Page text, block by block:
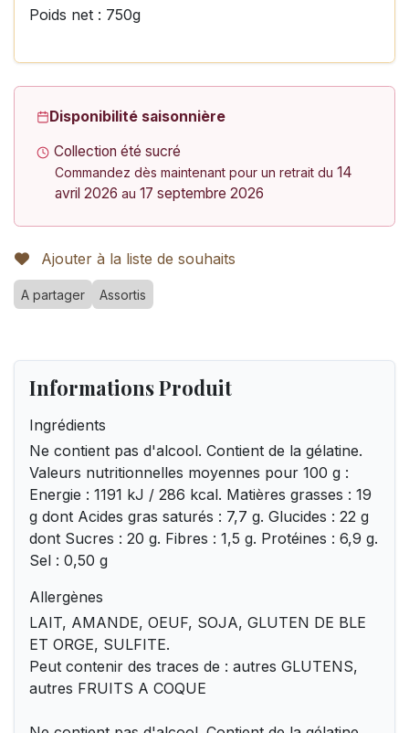
Poids net : 750g
Disponibilité saisonnière
Collection été sucré
Commandez dès maintenant pour un retrait du 14
avril 2026 au 17 septembre 2026
Ajouter à la liste de souhaits
A partager Assortis
Informations Produit
Ingrédients
Ne contient pas d'alcool. Contient de la gélatine.
Valeurs nutritionnelles moyennes pour 100 g :
Energie : 1191 kJ / 286 kcal. Matières grasses : 19
g dont Acides gras saturés : 7,7 g. Glucides : 22 g
dont Sucres : 20 g. Fibres : 1,5 g. Protéines : 6,9 g.
Sel : 0,50 g
Allergènes
LAIT, AMANDE, OEUF, SOJA, GLUTEN DE BLE
ET ORGE, SULFITE.
Peut contenir des traces de : autres GLUTENS,
autres FRUITS A COQUE